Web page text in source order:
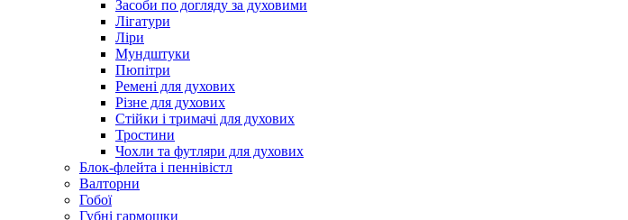
Засоби по догляду за духовими
Лігатури
Ліри
Мундштуки
Пюпітри
Ремені для духових
Різне для духових
Стійки і тримачі для духових
Тростини
Чохли та футляри для духових
Блок-флейта і пеннівістл
Валторни
Гобої
Губні гармошки